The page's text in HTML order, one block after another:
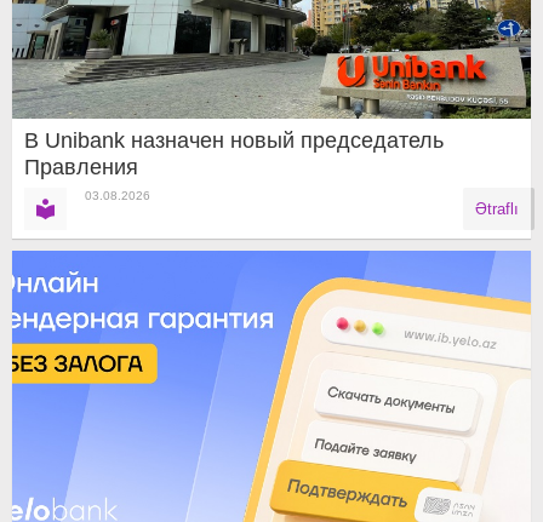
В Unibank назначен новый председатель
Правления
03.08.2026
Ətraflı